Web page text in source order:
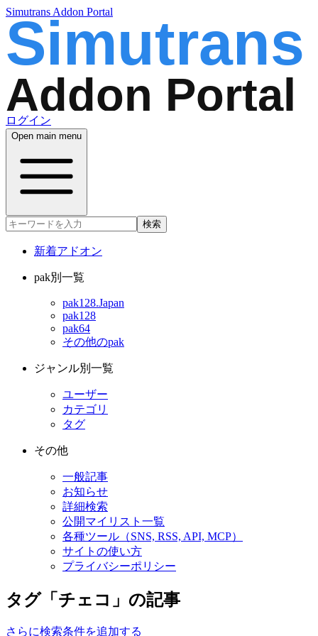
Simutrans Addon Portal
ログイン
Open main menu
検索
新着アドオン
pak別一覧
pak128.Japan
pak128
pak64
その他のpak
ジャンル別一覧
ユーザー
カテゴリ
タグ
その他
一般記事
お知らせ
詳細検索
公開マイリスト一覧
各種ツール（SNS, RSS, API, MCP）
サイトの使い方
プライバシーポリシー
タグ「チェコ」の記事
さらに検索条件を追加する